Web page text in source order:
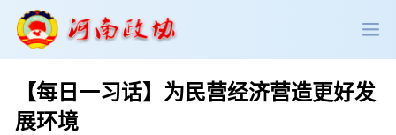
政协领导 政协新闻 政协机构
【每日一习话】为民营经济营造更好发
展环境